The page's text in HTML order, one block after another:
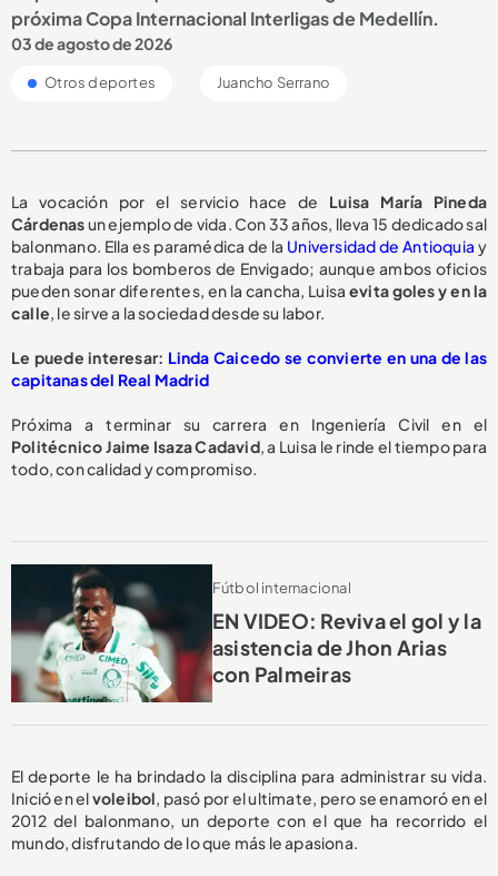
próxima Copa Internacional Interligas de Medellín.
03 de agosto de 2026
Otros deportes Juancho Serrano
La vocación por el servicio hace de Luisa María Pineda
Cárdenasun ejemplo de vida. Con 33 años, lleva 15 dedicado sal
balonmano. Ella es paramédica de la Universidad de Antioquia y
trabaja para los bomberos de Envigado; aunque ambos oficios
pueden sonar diferentes, en la cancha, Luisa evita goles y en la
calle, le sirve a la sociedad desde su labor.
Le puede interesar: Linda Caicedo se convierte en una de las
capitanas del Real Madrid
Próxima a terminar su carrera en Ingeniería Civil en el
Politécnico Jaime Isaza Cadavid, a Luisa le rinde el tiempo para
todo, con calidad y compromiso.
Fútbol internacional
EN VIDEO: Reviva el gol y la
asistencia de Jhon Arias
con Palmeiras
El deporte le ha brindado la disciplina para administrar su vida.
Inició en elvoleibol, pasó por el ultimate, pero se enamoró en el
2012 del balonmano, un deporte con el que ha recorrido el
mundo, disfrutando de lo que más le apasiona.